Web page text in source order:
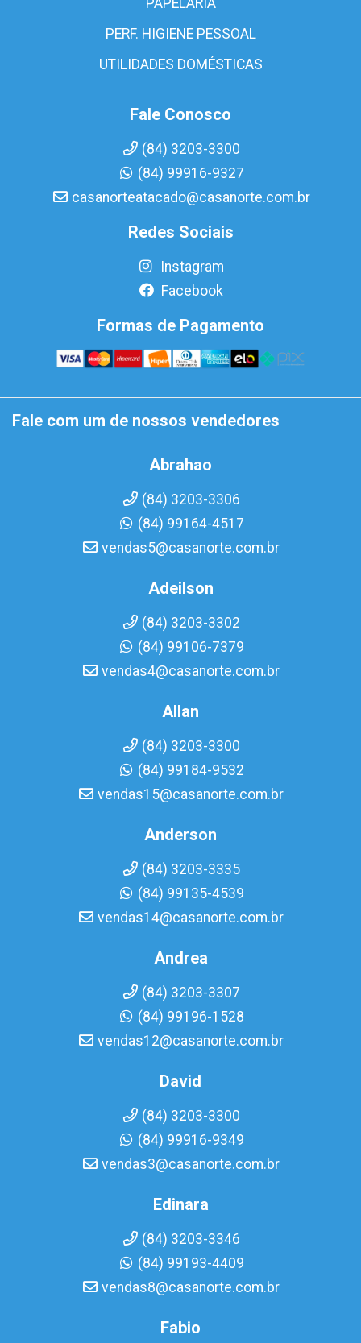
PAPELARIA
PERF. HIGIENE PESSOAL
UTILIDADES DOMÉSTICAS
Fale Conosco
(84) 3203-3300
(84) 99916-9327
casanorteatacado@casanorte.com.br
Redes Sociais
Instagram
Facebook
Formas de Pagamento
Fale com um de nossos vendedores
Abrahao
(84) 3203-3306
(84) 99164-4517
vendas5@casanorte.com.br
Adeilson
(84) 3203-3302
(84) 99106-7379
vendas4@casanorte.com.br
Allan
(84) 3203-3300
(84) 99184-9532
vendas15@casanorte.com.br
Anderson
(84) 3203-3335
(84) 99135-4539
vendas14@casanorte.com.br
Andrea
(84) 3203-3307
(84) 99196-1528
vendas12@casanorte.com.br
David
(84) 3203-3300
(84) 99916-9349
vendas3@casanorte.com.br
Edinara
(84) 3203-3346
(84) 99193-4409
vendas8@casanorte.com.br
Fabio